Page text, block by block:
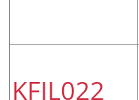
KFIL022